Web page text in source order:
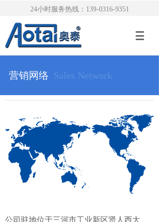
24小时服务热线：139-0316-9351
营销网络 Sales Network
公司驻地位于三河市工业新区贤人西大